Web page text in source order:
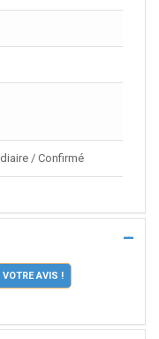
/ Confirmé
VOTRE AVIS !